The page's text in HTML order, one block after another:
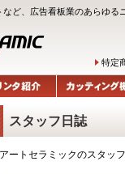
ど、広告看板業のあらゆる
特定
スタッフ日誌
アートセラミックのスタッ